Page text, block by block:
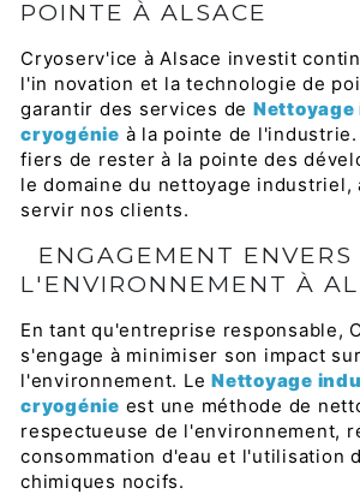
POINTE À ALSACE
Cryoserv'ice à Alsace investit
l'in novation et la technologie de
garantir des services de
cryogénie à la pointe de l'industrie.
fiers de rester à la pointe des
le domaine du nettoyage industriel,
servir nos clients.
ENGAGEMENT ENVERS
L'ENVIRONNEMENT À
En tant qu'entreprise responsable,
s'engage à minimiser son impact sur
l'environnement. Le Nettoyage
cryogénie est une méthode de
respectueuse de l'environnement,
consommation d'eau et l'utilisation
chimiques nocifs.